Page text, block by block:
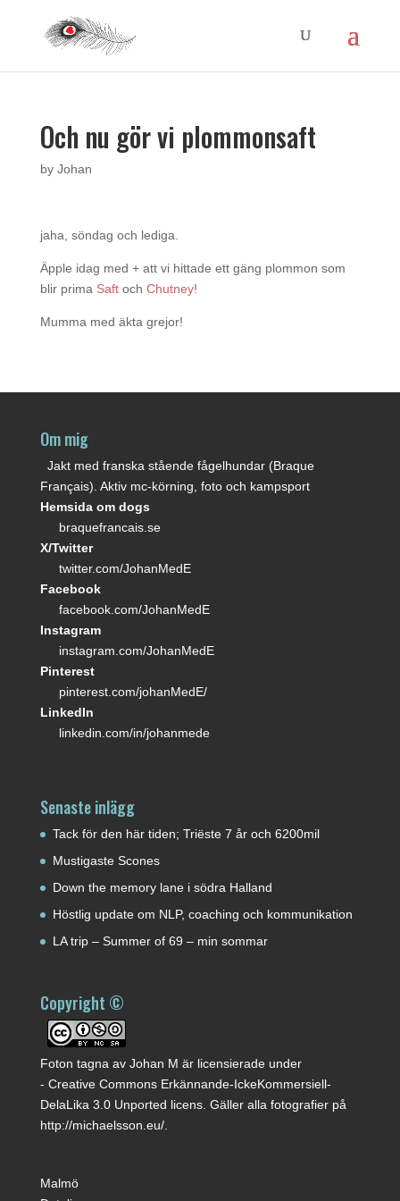
Och nu gör vi plommonsaft
by Johan
jaha, söndag och lediga.
Äpple idag med + att vi hittade ett gäng plommon som
blir prima Saftoch Chutney!
Mumma med äkta grejor!
Om mig
Jakt med franska stående fågelhundar (Braque
Français). Aktiv mc-körning, foto och kampsport
Hemsida om dogs
braquefrancais.se
X/Twitter
twitter.com/JohanMedE
Facebook
facebook.com/JohanMedE
Instagram
instagram.com/JohanMedE
Pinterest
pinterest.com/johanMedE/
LinkedIn
linkedin.com/in/johanmede
Senaste inlägg
Tack för den här tiden; Triëste 7 år och 6200mil
Mustigaste Scones
Down the memory lane i södra Halland
Höstlig update om NLP, coaching och kommunikation
LA trip – Summer of 69 – min sommar
Copyright ©
Foton tagna av Johan M är licensierade under
- Creative Commons Erkännande-IckeKommersiell-
DelaLika 3.0 Unported licens. Gäller alla fotografier på
http://michaelsson.eu/.
Malmö